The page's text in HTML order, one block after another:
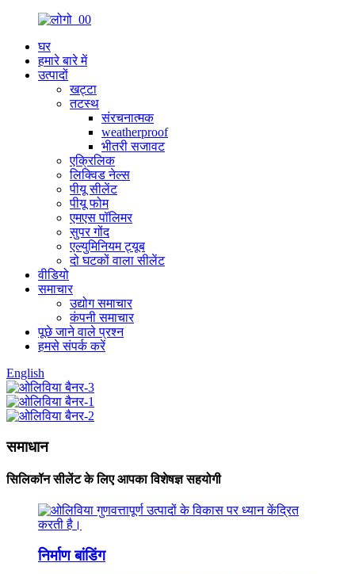
घर
हमारे बारे में
उत्पादों
खट्टा
तटस्थ
संरचनात्मक
weatherproof
भीतरी सजावट
एक्रिलिक
लिक्विड नेल्स
पीयू सीलेंट
पीयू फोम
एमएस पॉलिमर
सुपर गोंद
एल्युमिनियम ट्यूब
दो घटकों वाला सीलेंट
वीडियो
समाचार
उद्योग समाचार
कंपनी समाचार
पूछे जाने वाले प्रश्न
हमसे संपर्क करें
English
समाधान
सिलिकॉन सीलेंट के लिए आपका विशेषज्ञ सहयोगी
निर्माण बांडिंग